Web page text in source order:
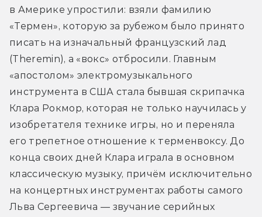
в Америке упростили: взяли фамилию
«Термен», которую за рубежом было принято
писать на изначальный французский лад
(Theremin), а «вокс» отбросили. Главным
«апостолом» электромузыкального
инструмента в США стала бывшая скрипачка
Клара Рокмор, которая не только научилась у
изобретателя технике игры, но и переняла
его трепетное отношение к терменвоксу. До
конца своих дней Клара играла в основном
классическую музыку, причём исключительно
на концертных инструментах работы самого
Льва Сергеевича — звучание серийных